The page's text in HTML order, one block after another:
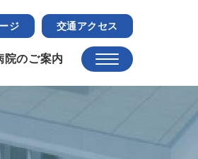
ジ 交通アクセス
院のご案内